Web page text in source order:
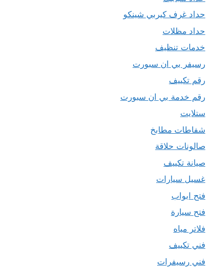
حداد غرف كيربي شينكو
حداد مظلات
خدمات تنظيف
رسيفر بي ان سبورت
رقم تكييف
رقم خدمة بي ان سبورت
ستلايت
شفاطات مطابخ
صالونات حلاقة
صيانة تكييف
غسيل سيارات
فتح ابواب
فتح سيارة
فلاتر مياه
فني تكييف
فني رسيفرات